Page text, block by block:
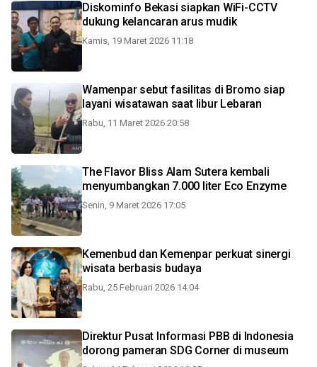
Diskominfo Bekasi siapkan WiFi-CCTV
dukung kelancaran arus mudik
Kamis, 19 Maret 2026 11:18
Wamenpar sebut fasilitas di Bromo siap
layani wisatawan saat libur Lebaran
Rabu, 11 Maret 2026 20:58
The Flavor Bliss Alam Sutera kembali
menyumbangkan 7.000 liter Eco Enzyme
Senin, 9 Maret 2026 17:05
Kemenbud dan Kemenpar perkuat sinergi
wisata berbasis budaya
Rabu, 25 Februari 2026 14:04
Direktur Pusat Informasi PBB di Indonesia
dorong pameran SDG Corner di museum